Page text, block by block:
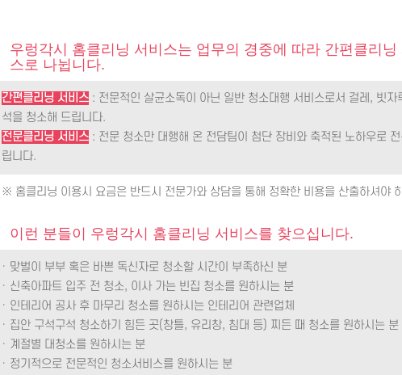
우렁각시 홈클리닝 서비스는 업무의 경중에 따라 간편클리닝
스로 나뉩니다.
간편클리닝 서비스 : 전문적인 살균소독이 아닌 일반 청소대행 서비스로서 걸레, 빗
석을 청소해 드립니다.
전문클리닝 서비스 : 전문 청소만 대행해 온 전담팀이 첨단 장비와 축적된 노하우로
립니다.
※ 홈클리닝 이용시 요금은 반드시 전문가와 상담을 통해 정확한 비용을 산출하셔야
이런 분들이 우렁각시 홈클리닝 서비스를 찾으십니다.
· 맞벌이 부부 혹은 바쁜 독신자로 청소할 시간이 부족하신 분
· 신축아파트 입주 전 청소, 이사 가는 빈집 청소를 원하시는 분
· 인테리어 공사 후 마무리 청소를 원하시는 인테리어 관련업체
· 집안 구석구석 청소하기 힘든 곳(창틀, 유리창, 침대 등) 찌든 때 청소를 원하시는 분
· 계절별 대청소를 원하시는 분
· 정기적으로 전문적인 청소서비스를 원하시는 분